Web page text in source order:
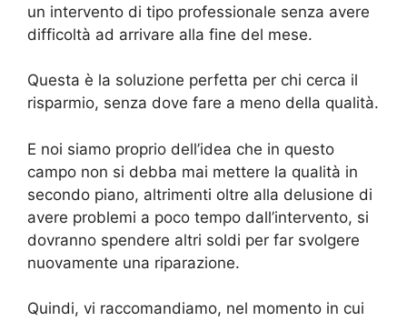
un intervento di tipo professionale senza avere
difficoltà ad arrivare alla fine del mese.
Questa è la soluzione perfetta per chi cerca il
risparmio, senza dove fare a meno della qualità.
E noi siamo proprio dell’idea che in questo
campo non si debba mai mettere la qualità in
secondo piano, altrimenti oltre alla delusione di
avere problemi a poco tempo dall’intervento, si
dovranno spendere altri soldi per far svolgere
nuovamente una riparazione.
Quindi, vi raccomandiamo, nel momento in cui